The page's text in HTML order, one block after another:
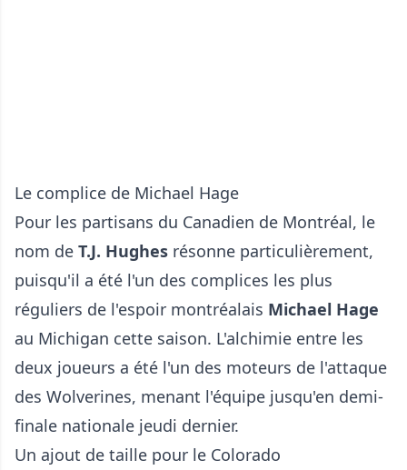
Le complice de Michael Hage
Pour les partisans du Canadien de Montréal, le
nom de T.J. Hughes résonne particulièrement,
puisqu'il a été l'un des complices les plus
réguliers de l'espoir montréalais Michael Hage
au Michigan cette saison. L'alchimie entre les
deux joueurs a été l'un des moteurs de l'attaque
des Wolverines, menant l'équipe jusqu'en demi-
finale nationale jeudi dernier.
Un ajout de taille pour le Colorado